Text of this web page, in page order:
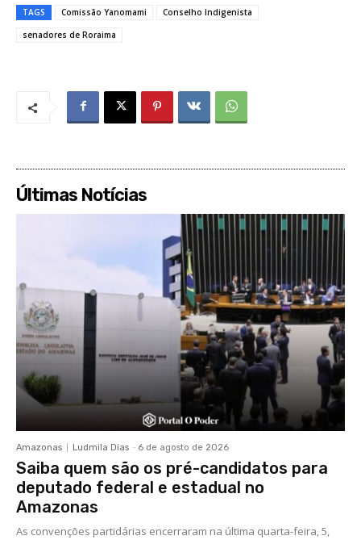
TAGS Comissão Yanomami
Conselho Indigenista
senadores de Roraima
Últimas Notícias
Amazonas Ludmila Dias - 6 de agosto de 2026
Saiba quem são os pré-candidatos para
deputado federal e estadual no
Amazonas
As convenções partidárias encerraram na última quarta-feira, 5,